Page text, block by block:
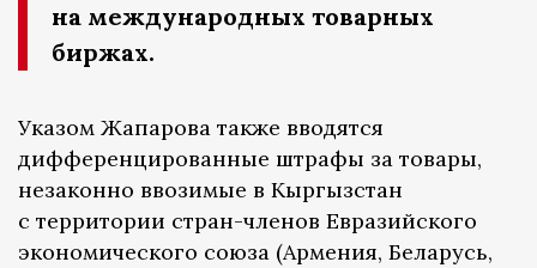
на международных товарных
биржах.
Указом Жапарова также вводятся
дифференцированные штрафы за товары,
незаконно ввозимые в Кыргызстан
с территории стран-членов Евразийского
экономического союза (Армения, Беларусь,